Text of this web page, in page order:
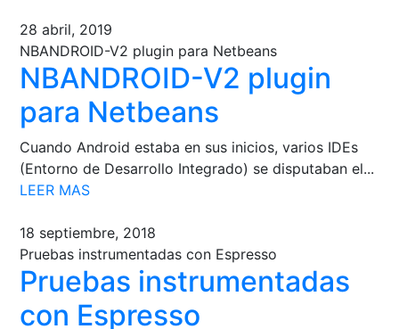
28 abril, 2019
NBANDROID-V2 plugin para Netbeans
NBANDROID-V2 plugin
para Netbeans
Cuando Android estaba en sus inicios, varios IDEs
(Entorno de Desarrollo Integrado​​) se disputaban el...
LEER MAS
18 septiembre, 2018
Pruebas instrumentadas con Espresso
Pruebas instrumentadas
con Espresso